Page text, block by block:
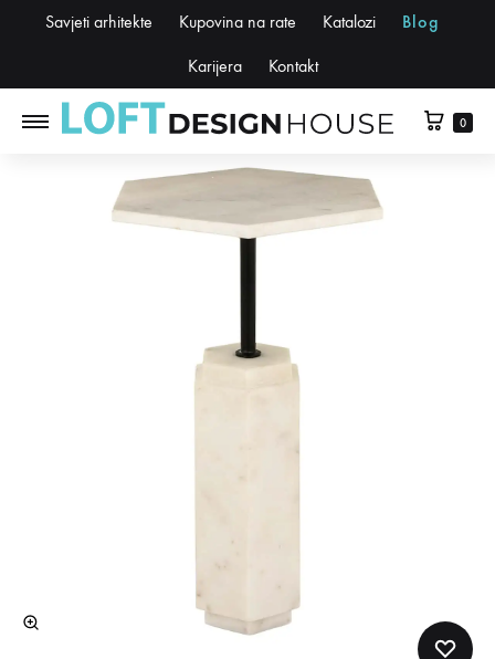
Savjeti arhitekte Kupovina na rate Katalozi Blog
Karijera Kontakt
0